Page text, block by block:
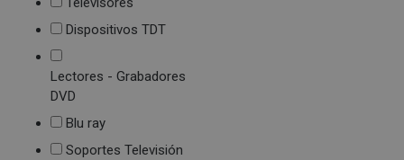
Dispositivos TDT
Lectores - Grabadores
DVD
Blu ray
Soportes Televisión